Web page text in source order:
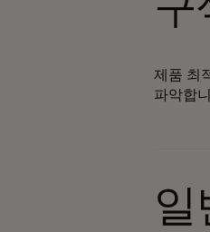
구
제품 최
파악합
일